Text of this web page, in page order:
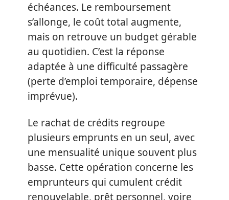
échéances. Le remboursement
s’allonge, le coût total augmente,
mais on retrouve un budget gérable
au quotidien. C’est la réponse
adaptée à une difficulté passagère
(perte d’emploi temporaire, dépense
imprévue).
Le rachat de crédits regroupe
plusieurs emprunts en un seul, avec
une mensualité unique souvent plus
basse. Cette opération concerne les
emprunteurs qui cumulent crédit
renouvelable, prêt personnel, voire